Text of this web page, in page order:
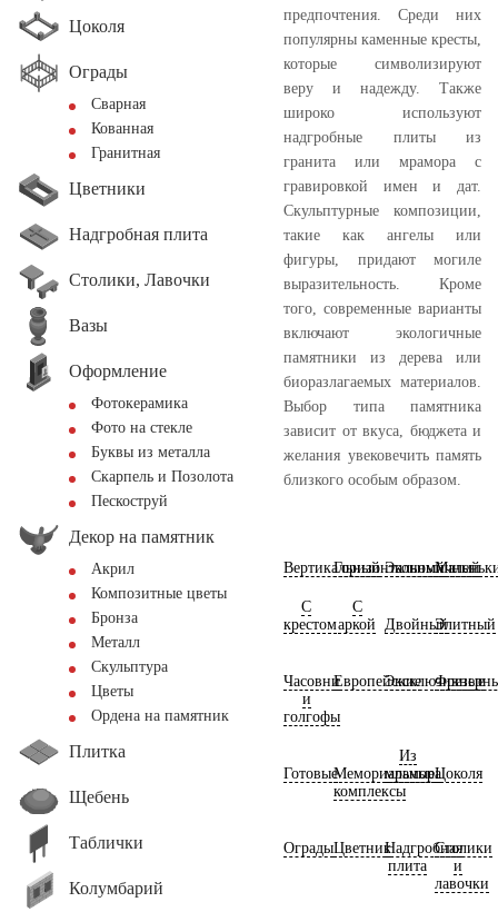
Цоколя
Ограды
Сварная
Кованная
Гранитная
Цветники
Надгробная плита
Столики, Лавочки
Вазы
Оформление
Фотокерамика
Фото на стекле
Буквы из металла
Скарпель и Позолота
Пескоструй
Декор на памятник
Акрил
Композитные цветы
Бронза
Металл
Скульптура
Цветы
Ордена на памятник
Плитка
Щебень
Таблички
Колумбарий
предпочтения. Среди них
популярны каменные кресты,
которые символизируют
веру и надежду. Также
широко используют
надгробные плиты из
гранита или мрамора с
гравировкой имен и дат.
Скульптурные композиции,
такие как ангелы или
фигуры, придают могиле
выразительность. Кроме
того, современные варианты
включают экологичные
памятники из дерева или
биоразлагаемых материалов.
Выбор типа памятника
зависит от вкуса, бюджета и
желания увековечить память
близкого особым образом.
ВертикальныйГоризонтальный
Экономичный
С
крестом
С
аркой
ДвойныйЭлитный
Часовни
и
голгофы
ЕвропейскиеЭксклюзивные
ГотовыеМемориальные
комплексы
Из
мрамораЦоколя
ОградыЦветникНадгробная
плита
Столики
и
лавочки